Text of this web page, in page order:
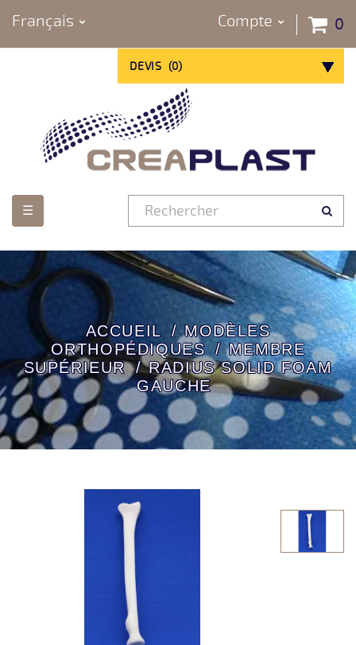
Français 0
Compte
DEVIS (0)
Basculer
☰
ACCUEIL
MODÈLES
ORTHOPÉDIQUES
MEMBRE
SUPÉRIEUR
RADIUS SOLID FOAM
GAUCHE